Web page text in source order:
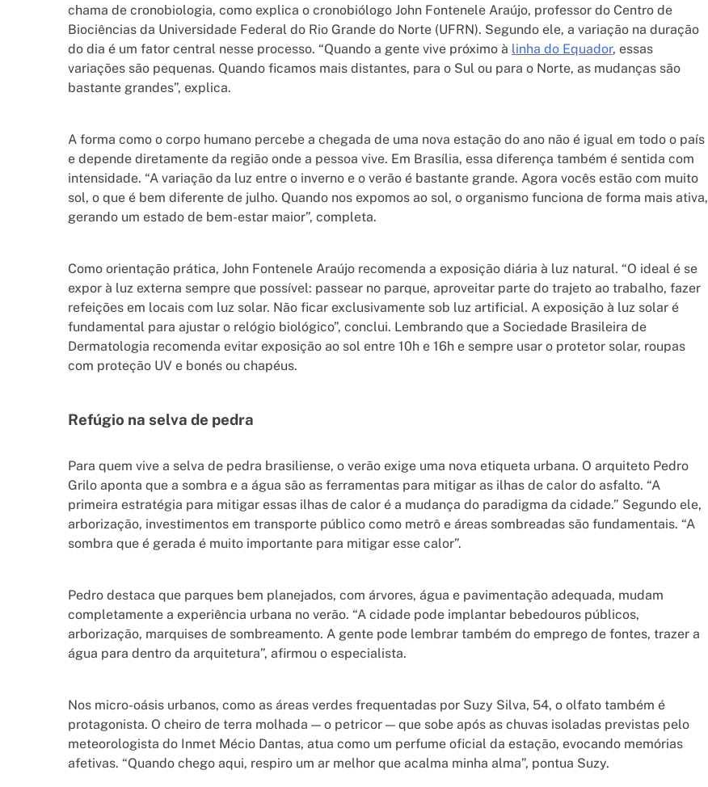
chama de cronobiologia, como explica o cronobiólogo John Fontenele Araújo, professor do Centro de
Biociências da Universidade Federal do Rio Grande do Norte (UFRN). Segundo ele, a variação na duração
do dia é um fator central nesse processo. “Quando a gente vive próximo à linha do Equador, essas
variações são pequenas. Quando ficamos mais distantes, para o Sul ou para o Norte, as mudanças são
bastante grandes”, explica.
A forma como o corpo humano percebe a chegada de uma nova estação do ano não é igual em todo o país
e depende diretamente da região onde a pessoa vive. Em Brasília, essa diferença também é sentida com
intensidade. “A variação da luz entre o inverno e o verão é bastante grande. Agora vocês estão com muito
sol, o que é bem diferente de julho. Quando nos expomos ao sol, o organismo funciona de forma mais ativa,
gerando um estado de bem-estar maior”, completa.
Como orientação prática, John Fontenele Araújo recomenda a exposição diária à luz natural. “O ideal é se
expor à luz externa sempre que possível: passear no parque, aproveitar parte do trajeto ao trabalho, fazer
refeições em locais com luz solar. Não ficar exclusivamente sob luz artificial. A exposição à luz solar é
fundamental para ajustar o relógio biológico”, conclui. Lembrando que a Sociedade Brasileira de
Dermatologia recomenda evitar exposição ao sol entre 10h e 16h e sempre usar o protetor solar, roupas
com proteção UV e bonés ou chapéus.
Refúgio na selva de pedra
Para quem vive a selva de pedra brasiliense, o verão exige uma nova etiqueta urbana. O arquiteto Pedro
Grilo aponta que a sombra e a água são as ferramentas para mitigar as ilhas de calor do asfalto. “A
primeira estratégia para mitigar essas ilhas de calor é a mudança do paradigma da cidade.” Segundo ele,
arborização, investimentos em transporte público como metrô e áreas sombreadas são fundamentais. “A
sombra que é gerada é muito importante para mitigar esse calor”.
Pedro destaca que parques bem planejados, com árvores, água e pavimentação adequada, mudam
completamente a experiência urbana no verão. “A cidade pode implantar bebedouros públicos,
arborização, marquises de sombreamento. A gente pode lembrar também do emprego de fontes, trazer a
água para dentro da arquitetura”, afirmou o especialista.
Nos micro-oásis urbanos, como as áreas verdes frequentadas por Suzy Silva, 54, o olfato também é
protagonista. O cheiro de terra molhada — o petricor — que sobe após as chuvas isoladas previstas pelo
meteorologista do Inmet Mécio Dantas, atua como um perfume oficial da estação, evocando memórias
afetivas. “Quando chego aqui, respiro um ar melhor que acalma minha alma”, pontua Suzy.